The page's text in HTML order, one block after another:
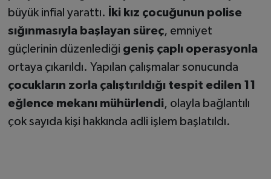
büyük infial yarattı.
İki kız çocuğunun polise
sığınmasıyla başlayan süreç, emniyet
güçlerinin düzenlediği geniş çaplı operasyonla
ortaya çıkarıldı. Yapılan çalışmalar sonucunda
çocukların zorla çalıştırıldığı tespit edilen 11
eğlence mekanı mühürlendi, olayla bağlantılı
çok sayıda kişi hakkında adli işlem başlatıldı.